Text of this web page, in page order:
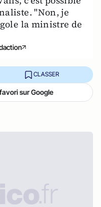
"Non, je
la ministre de
CLASSER
sur Google